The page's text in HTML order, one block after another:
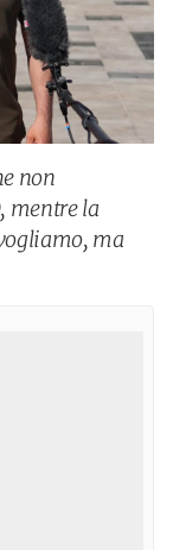
non
mentre la
ma